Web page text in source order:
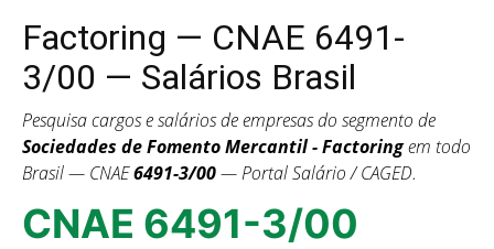
Factoring — CNAE 6491-
3/00 — Salários Brasil
Pesquisa cargos e salários de empresas do segmento de
Sociedades de Fomento Mercantil - Factoringem todo
Brasil — CNAE6491-3/00— Portal Salário / CAGED.
CNAE 6491-3/00